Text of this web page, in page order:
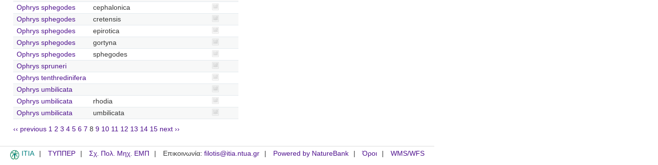
Ophrys sphegodes
cephalonica
Ophrys sphegodes
cretensis
Ophrys sphegodes
epirotica
Ophrys sphegodes
gortyna
Ophrys sphegodes
sphegodes
Ophrys spruneri
Ophrys tenthredinifera
Ophrys umbilicata
Ophrys umbilicata
rhodia
Ophrys umbilicata
umbilicata
‹‹ previous 1 2 3 4 5 6 7 8 9 10 11 12 13 14 15 next ››
ITIA ΤΥΠΠΕΡ Σχ. Πολ. Μηχ. ΕΜΠ Επικοινωνία: filotis@itia.ntua.gr Powered by NatureBank Όροι WMS/WFS